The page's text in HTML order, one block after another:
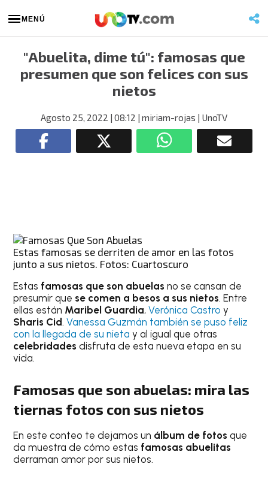
MENÚ
"Abuelita, dime tú": famosas que
presumen que son felices con sus
nietos
Agosto 25, 2022 | 08:12 | miriam-rojas | UnoTV
Estas famosas se derriten de amor en las fotos
junto a sus nietos. Fotos: Cuartoscuro
Estas famosas que son abuelas no se cansan de
presumir que se comen a besos a sus nietos. Entre
ellas están Maribel Guardia,Verónica Castro y
Sharis Cid.Vanessa Guzmán también se puso feliz
con la llegada de su nieta y al igual que otras
celebridades disfruta de esta nueva etapa en su
vida.
Famosas que son abuelas: mira las
tiernas fotos con sus nietos
En este conteo te dejamos un álbum de fotos que
da muestra de cómo estas famosas abuelitas
derraman amor por sus nietos.